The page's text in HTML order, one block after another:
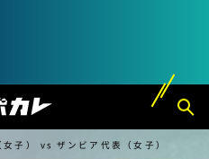
子） vs ザンビア代表（女子）